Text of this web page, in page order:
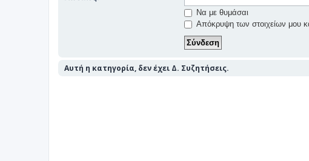
Να με θυμάσαι
Απόκρυψη των στοιχείων μου
Αυτή η κατηγορία, δεν έχει Δ. Συζητήσεις.